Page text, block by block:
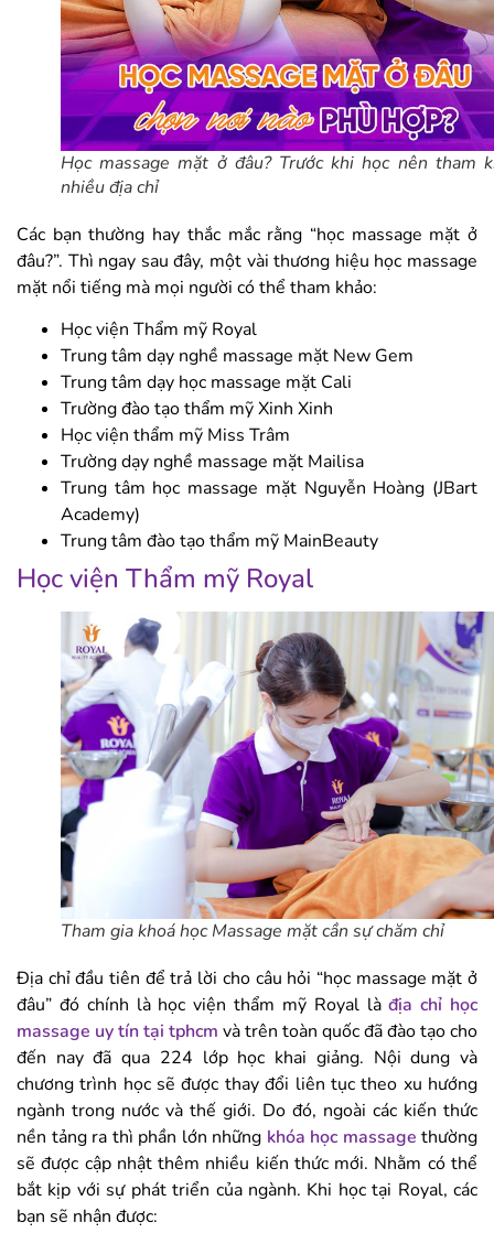
Học massage mặt ở đâu? Trước khi học nên tham
nhiều địa chỉ
Các bạn thường hay thắc mắc rằng “học massage mặt ở
đâu?”. Thì ngay sau đây, một vài thương hiệu học massage
mặt nổi tiếng mà mọi người có thể tham khảo:
Học viện Thẩm mỹ Royal
Trung tâm dạy nghề massage mặt New Gem
Trung tâm dạy học massage mặt Cali
Trường đào tạo thẩm mỹ Xinh Xinh
Học viện thẩm mỹ Miss Trâm
Trường dạy nghề massage mặt Mailisa
Trung tâm học massage mặt Nguyễn Hoàng (JBart
Academy)
Trung tâm đào tạo thẩm mỹ MainBeauty
Học viện Thẩm mỹ Royal
Tham gia khoá học Massage mặt cần sự chăm chỉ
Địa chỉ đầu tiên để trả lời cho câu hỏi “học massage mặt ở
đâu” đó chính là học viện thẩm mỹ Royal làđịa chỉ học
massage uy tín tại tphcm và trên toàn quốc đã đào tạo cho
đến nay đã qua 224 lớp học khai giảng. Nội dung và
chương trình học sẽ được thay đổi liên tục theo xu hướng
ngành trong nước và thế giới. Do đó, ngoài các kiến thức
nền tảng ra thì phần lớn những khóa học massage thường
sẽ được cập nhật thêm nhiều kiến thức mới. Nhằm có thể
bắt kịp với sự phát triển của ngành. Khi học tại Royal, các
bạn sẽ nhận được: